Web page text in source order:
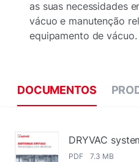
as suas necessidades
vácuo e manutenção
equipamento de vácuo.
DOCUMENTOS
DRYVAC
PDF 7.3 MB